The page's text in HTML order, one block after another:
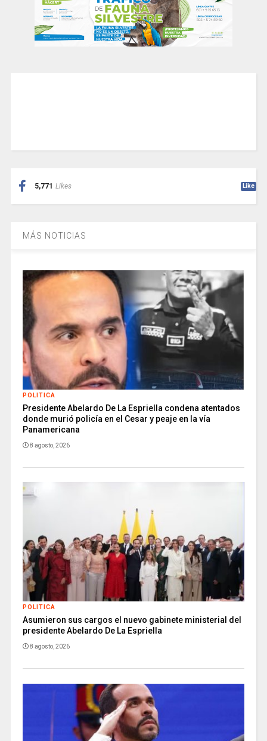
5,771 Likes Like
MÁS NOTICIAS
POLITICA
Presidente Abelardo De La Espriella condena atentados
donde murió policía en el Cesar y peaje en la vía
Panamericana
8 agosto, 2026
POLITICA
Asumieron sus cargos el nuevo gabinete ministerial del
presidente Abelardo De La Espriella
8 agosto, 2026